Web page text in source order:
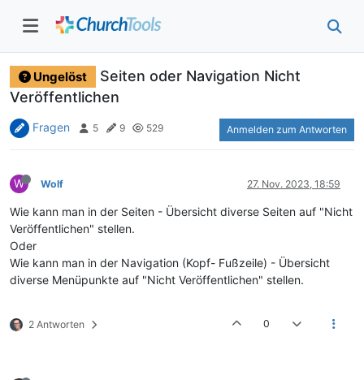
Ungelöst
Seiten oder Navigation Nicht
Veröffentlichen
Fragen 5 9 529 Anmelden zum Antworten
W Wolf 27. Nov. 2023, 18:59
Wie kann man in der Seiten - Übersicht diverse Seiten auf "Nicht
Veröffentlichen" stellen.
Oder
Wie kann man in der Navigation (Kopf- Fußzeile) - Übersicht
diverse Menüpunkte auf "Nicht Veröffentlichen" stellen.
2 Antworten 0